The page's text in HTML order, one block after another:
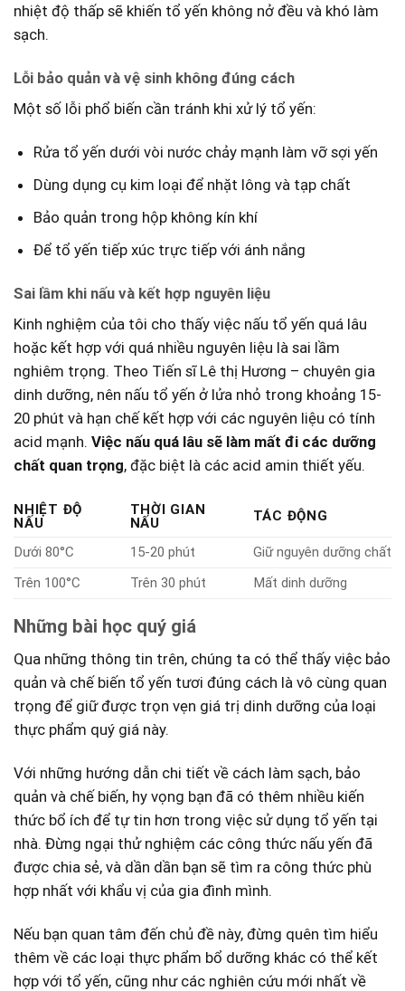
nhiệt độ thấp sẽ khiến ⁤tổ yến không nở đều và khó làm
sạch.
Lỗi bảo quản và vệ sinh không đúng cách
Một số lỗi phổ biến cần tránh khi xử lý tổ⁣ yến:
Rửa tổ yến dưới vòi nước chảy mạnh làm vỡ sợi yến
Dùng dụng cụ kim loại để nhặt lông và tạp chất
Bảo quản trong hộp không kín khí
Để tổ yến tiếp xúc trực tiếp với ánh nắng
Sai lầm khi nấu và kết hợp nguyên liệu
Kinh nghiệm của⁣ tôi⁣ cho thấy việc nấu tổ yến quá lâu
hoặc kết hợp với quá nhiều nguyên liệu‍ là sai lầm
nghiêm trọng. Theo Tiến sĩ Lê thị Hương – chuyên gia
dinh dưỡng, nên nấu ‍tổ yến ở lửa nhỏ trong khoảng 15-
20 phút và hạn chế kết⁤ hợp với các nguyên liệu có tính
acid mạnh. Việc nấu quá lâu ⁤sẽ làm mất đi các‍ dưỡng
chất quan trọng, đặc biệt là các‌ acid amin thiết yếu.
NHIỆT ĐỘ
NẤU
THỜI GIAN
NẤU
TÁC ĐỘNG
Dưới 80°C 15-20 phút
Giữ nguyên dưỡng chất
Trên 100°C
Trên 30 phút Mất dinh dưỡng
Những bài học quý giá
Qua những thông tin trên, chúng ta có thể thấy​ việc bảo
⁣quản và chế biến tổ yến tươi đúng cách là vô cùng quan
trọng để giữ được trọn vẹn‌ giá trị dinh dưỡng của ​loại
thực phẩm quý giá này.
Với những hướng dẫn chi tiết về cách làm sạch,⁤ bảo
quản và chế biến, hy vọng bạn đã có thêm nhiều kiến
thức bổ ích để tự tin⁢ hơn trong việc sử dụng tổ⁤ yến tại
nhà. Đừng ngại ‍thử nghiệm các công thức nấu yến⁤ đã
được chia sẻ, ⁣và dần dần bạn sẽ tìm ra​ công thức phù
hợp nhất với khẩu vị của gia đình⁤ mình.
Nếu bạn quan tâm đến chủ đề này, đừng‌ quên⁤ tìm hiểu
thêm ‍về các ​loại thực phẩm bổ dưỡng khác có thể kết ​
hợp với tổ yến, cũng như các nghiên cứu mới nhất về